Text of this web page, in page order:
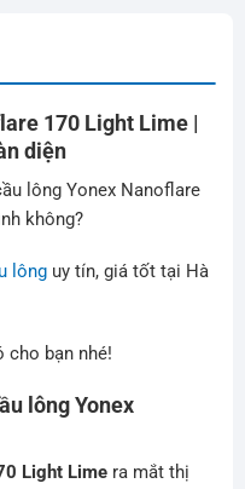
170 Light Lime |
diện
lông Yonex Nanoflare
không?
lônguy tín, giá tốt tại Hà
cho bạn nhé!
lông Yonex
Light Lime ra mắt thị